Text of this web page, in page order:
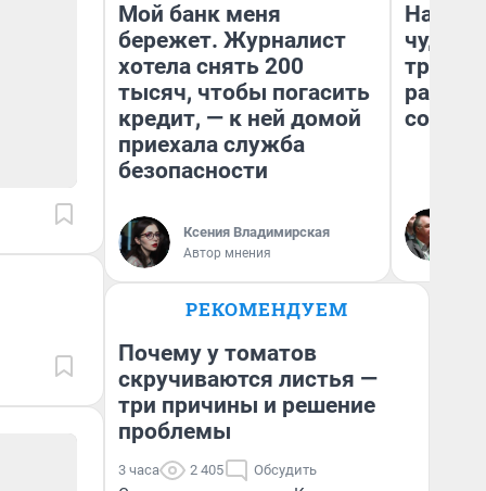
Мой банк меня
бережет. Журналист
хотела снять 200
тысяч, чтобы погасить
кредит, — к ней домой
приехала служба
безопасности
Ксения Владимирская
Автор мнения
чудом
РЕКОМЕНДУЕМ
Почему у томатов
скручиваются листья —
три причины и решение
проблемы
3 часа 2 405 Обсудить